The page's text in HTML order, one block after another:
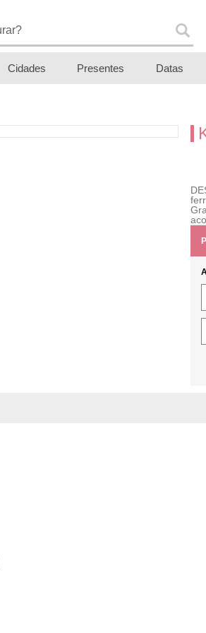
Cidades Presentes Datas